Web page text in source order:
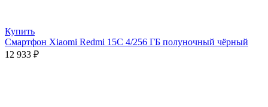
Купить
Смартфон Xiaomi Redmi 15C 4/256 ГБ полуночный чёрный
12 933 ₽